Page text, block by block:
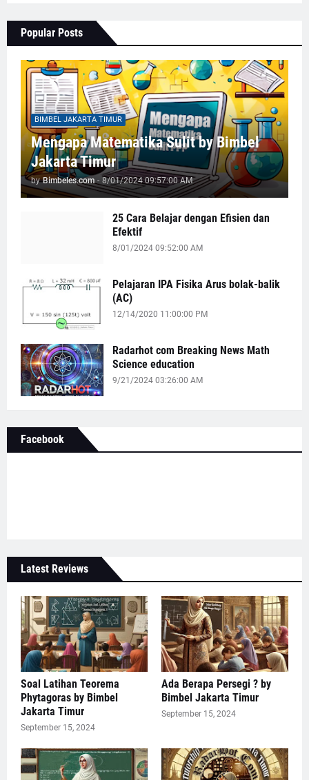
Popular Posts
BIMBEL JAKARTA TIMUR
Mengapa Matematika Sulit by Bimbel
Jakarta Timur
by Bimbeles.com - 8/01/2024 09:57:00 AM
25 Cara Belajar dengan Efisien dan
Efektif
8/01/2024 09:52:00 AM
Pelajaran IPA Fisika Arus bolak-balik
(AC)
12/14/2020 11:00:00 PM
Radarhot com Breaking News Math
Science education
9/21/2024 03:26:00 AM
Facebook
Latest Reviews
Soal Latihan Teorema
Phytagoras by Bimbel
Jakarta Timur
September 15, 2024
Ada Berapa Persegi ? by
Bimbel Jakarta Timur
September 15, 2024